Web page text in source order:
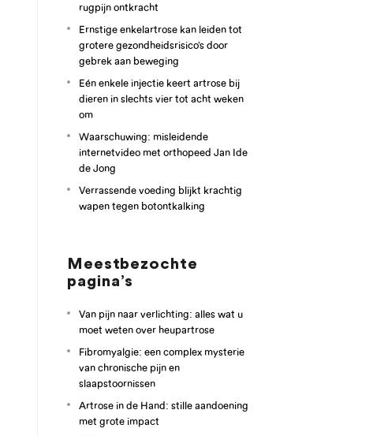
rugpijn ontkracht
Ernstige enkelartrose kan leiden tot
grotere gezondheidsrisico’s door
gebrek aan beweging
Eén enkele injectie keert artrose bij
dieren in slechts vier tot acht weken
om
Waarschuwing: misleidende
internetvideo met orthopeed Jan Ide
de Jong
Verrassende voeding blijkt krachtig
wapen tegen botontkalking
Meestbezochte
pagina’s
Van pijn naar verlichting: alles wat u
moet weten over heupartrose
Fibromyalgie: een complex mysterie
van chronische pijn en
slaapstoornissen
Artrose in de Hand: stille aandoening
met grote impact